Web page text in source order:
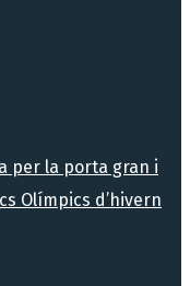
per la porta gran i
Olímpics d’hivern